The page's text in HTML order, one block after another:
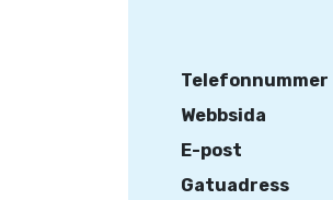
Telefonnummer
Webbsida
E-post
Gatuadress